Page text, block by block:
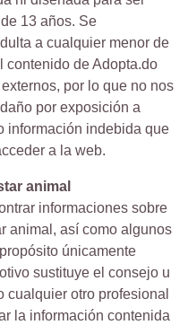
13 años. Se
a cualquier menor de
contenido de Adopta.do
por lo que no nos
por exposición a
información indebida que
a la web.
animal
informaciones sobre
animal, así como algunos
únicamente
sustituye el consejo u
otro profesional
la información contenida